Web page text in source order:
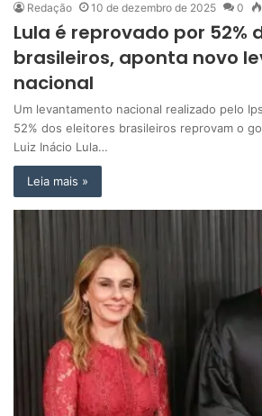
Redação 10 de dezembro de 2025 0
Lula é reprovado por 52%
brasileiros, aponta novo
nacional
Um levantamento nacional realizado pelo
52% dos eleitores brasileiros reprovam o
Luiz Inácio Lula…
Leia mais »